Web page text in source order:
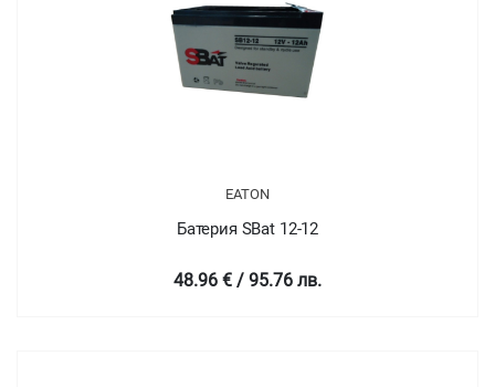
EATON
Батерия SBat 12-12
48.96 € / 95.76 лв.